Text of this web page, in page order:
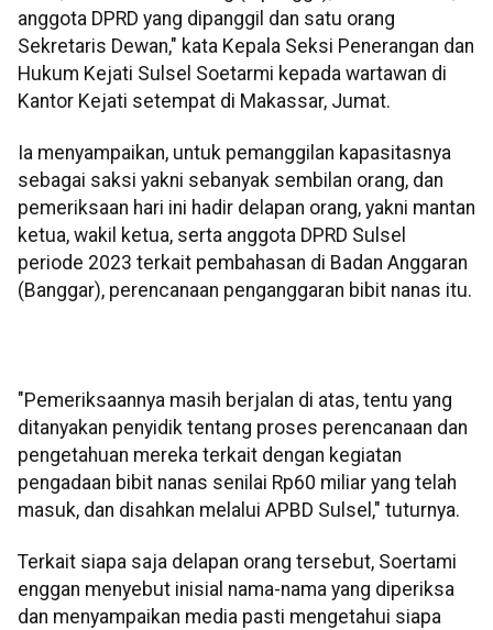
anggota DPRD yang dipanggil dan satu orang
Sekretaris Dewan," kata Kepala Seksi Penerangan dan
Hukum Kejati Sulsel Soetarmi kepada wartawan di
Kantor Kejati setempat di Makassar, Jumat.
Ia menyampaikan, untuk pemanggilan kapasitasnya
sebagai saksi yakni sebanyak sembilan orang, dan
pemeriksaan hari ini hadir delapan orang, yakni mantan
ketua, wakil ketua, serta anggota DPRD Sulsel
periode 2023 terkait pembahasan di Badan Anggaran
(Banggar), perencanaan penganggaran bibit nanas itu.
"Pemeriksaannya masih berjalan di atas, tentu yang
ditanyakan penyidik tentang proses perencanaan dan
pengetahuan mereka terkait dengan kegiatan
pengadaan bibit nanas senilai Rp60 miliar yang telah
masuk, dan disahkan melalui APBD Sulsel," tuturnya.
Terkait siapa saja delapan orang tersebut, Soertami
enggan menyebut inisial nama-nama yang diperiksa
dan menyampaikan media pasti mengetahui siapa